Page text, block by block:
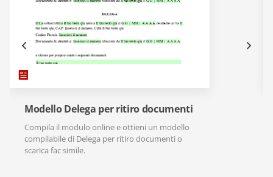
Modello Delega per ritiro documenti
Compila il modulo online e ottieni un modello
compilabile di Delega per ritiro documenti o
scarica fac simile.